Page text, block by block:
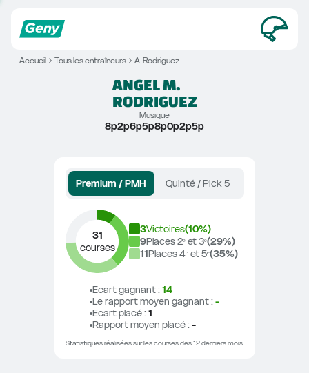
Accueil Tous les entraîneurs A. Rodriguez
ANGEL M.
RODRIGUEZ
Musique
8p2p6p5p8p0p2p5p
Premium / PMH Quinté / Pick 5
31
courses
3Victoires(10%)
9Places 2ᵉ et 3ᵉ(29%)
11Places 4ᵉ et 5ᵉ(35%)
Ecart gagnant : 14
Le rapport moyen gagnant : -
Ecart placé : 1
Rapport moyen placé : -
Statistiques réalisées sur les courses des 12 derniers mois.